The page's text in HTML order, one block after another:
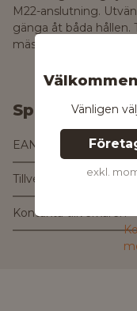
Vänligen
exkl.
M22-anslutning.
gänga åt båda hållen.
mässing med
EAN
Tillverkare
Kontakta tillverkaren